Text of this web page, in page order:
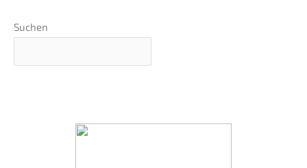
Suchen
Unter­neh­mens-wert-